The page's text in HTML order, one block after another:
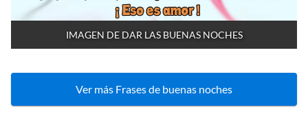
IMAGEN DE DAR LAS BUENAS NOCHES
Ver más Frases de buenas noches